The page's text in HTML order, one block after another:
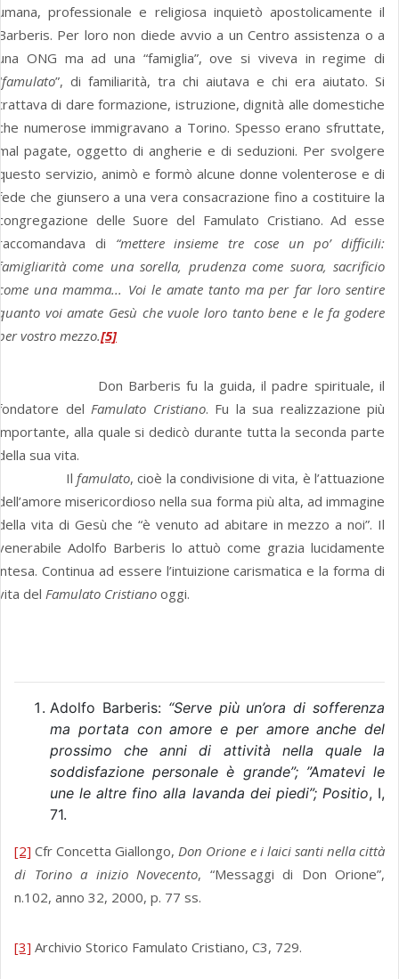
professionale e religiosa inquietò apostolicamente il
Per loro non diede avvio a un Centro assistenza o a
ONG ma ad una “famiglia”, ove si viveva in regime di
famulato”, di familiarità, tra chi aiutava e chi era aiutato. Si
di dare formazione, istruzione, dignità alle domestiche
numerose immigravano a Torino. Spesso erano sfruttate,
pagate, oggetto di angherie e di seduzioni. Per svolgere
servizio, animò e formò alcune donne volenterose e di
che giunsero a una vera consacrazione fino a costituire la
delle Suore del Famulato Cristiano. Ad esse
di “mettere insieme tre cose un po’ difficili:
come una sorella, prudenza come suora, sacrificio
una mamma... Voi le amate tanto ma per far loro sentire
voi amate Gesù che vuole loro tanto bene e le fa godere
vostro mezzo.[5]
Barberis fu la guida, il padre spirituale, il
delFamulato Cristiano. Fu la sua realizzazione più
alla quale si dedicò durante tutta la seconda parte
sua vita.
famulato, cioè la condivisione di vita, è l’attuazione
misericordioso nella sua forma più alta, ad immagine
vita di Gesù che “è venuto ad abitare in mezzo a noi”. Il
Adolfo Barberis lo attuò come grazia lucidamente
Continua ad essere l’intuizione carismatica e la forma di
delFamulato Cristiano oggi.
Adolfo Barberis: “Serve più un’ora di sofferenza
ma portata con amore e per amore anche del
prossimo che anni di attività nella quale la
soddisfazione personale è grande”; ”Amatevi le
une le altre fino alla lavanda dei piedi”; Positio, I,
71.
[2] Cfr Concetta Giallongo,Don Orione e i laici santi nella città
di Torino a inizio Novecento, “Messaggi di Don Orione”,
n.102, anno 32, 2000, p. 77 ss.
[3] Archivio Storico Famulato Cristiano, C3, 729.